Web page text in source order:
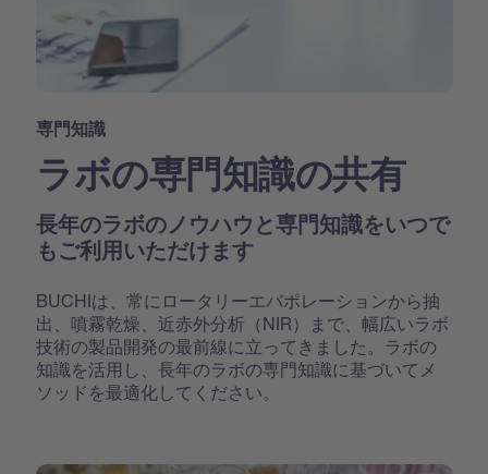
専門知識
ラボの専門知識の共有
長年のラボのノウハウと専門知識をいつで
もご利用いただけます
BUCHIは、常にロータリーエバポレーションから抽
出、噴霧乾燥、近赤外分析（NIR）まで、幅広いラボ
技術の製品開発の最前線に立ってきました。ラボの
知識を活用し、長年のラボの専門知識に基づいてメ
ソッドを最適化してください。